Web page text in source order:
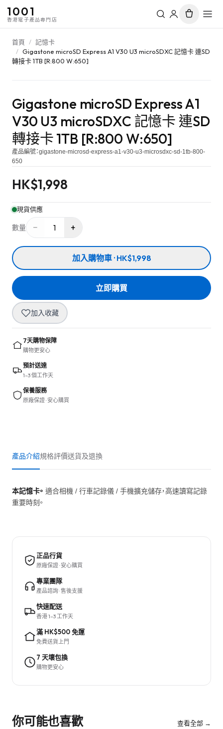
1001
香港電子產品專門店
首頁 / 記憶卡
/ Gigastone microSD Express A1 V30 U3 microSDXC 記憶卡 連SD
轉接卡 1TB [R:800 W:650]
Gigastone microSD Express A1
V30 U3 microSDXC 記憶卡 連SD
轉接卡 1TB [R:800 W:650]
產品編號：gigastone-microsd-express-a1-v30-u3-microsdxc-sd-1tb-800-
650
HK$1,998
現貨供應
數量 − 1 +
加入購物車 · HK$1,998
立即購買
加入收藏
7天購物保障
購物更安心
預計送達
1–3 個工作天
保養服務
原廠保證 · 安心購買
產品介紹規格評價送貨及退換
本記憶卡。 適合相機 / 行車記錄儀 / 手機擴充儲存，高速讀寫記錄
重要時刻。
正品行貨
原廠保證 · 安心購買
專業團隊
產品諮詢 · 售後支援
快速配送
香港 1–3 工作天
滿 HK$500 免運
免費送貨上門
7 天壞包換
購物更安心
你可能也喜歡 查看全部 →